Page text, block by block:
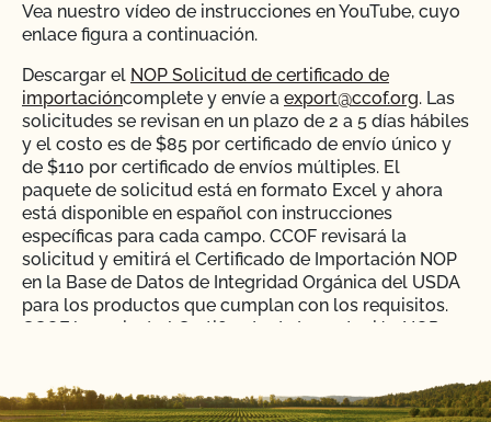
Vea nuestro vídeo de instrucciones en YouTube, cuyo
enlace figura a continuación.
Descargar el NOP Solicitud de certificado de
importacióncomplete y envíe a export@ccof.org. Las
solicitudes se revisan en un plazo de 2 a 5 días hábiles
y el costo es de $85 por certificado de envío único y
de $110 por certificado de envíos múltiples. El
paquete de solicitud está en formato Excel y ahora
está disponible en español con instrucciones
específicas para cada campo. CCOF revisará la
solicitud y emitirá el Certificado de Importación NOP
en la Base de Datos de Integridad Orgánica del USDA
para los productos que cumplan con los requisitos.
CCOF le enviará el Certificado de Importación NOP en
estadounidense.